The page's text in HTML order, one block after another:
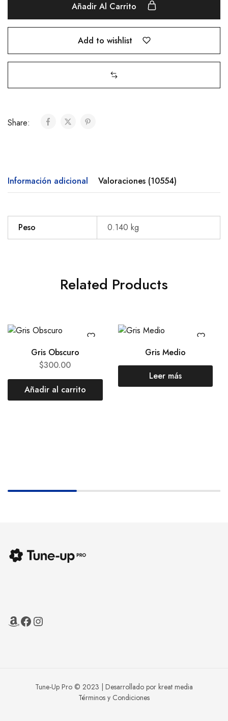
Añadir Al Carrito
Add to wishlist
Share:
Información adicional Valoraciones (10554)
Peso 0.140 kg
Related Products
Gris Obscuro
$300.00
Añadir al carrito
Gris Medio
Leer más
Tune-Up Pro © 2023 | Desarrollado por kreat media
Términos y Condiciones